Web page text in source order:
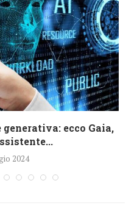
ecco Gaia,
2024